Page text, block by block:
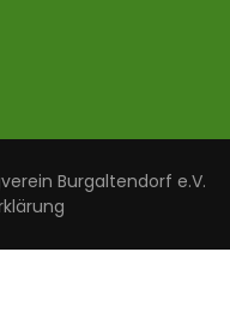
Burgaltendorf e.V.